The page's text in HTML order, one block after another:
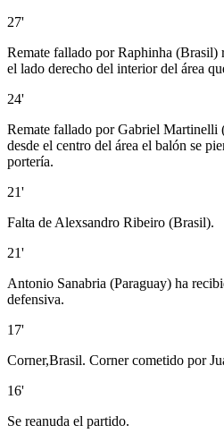
27'
Remate fallado por Raphinha (Brasil)
el lado derecho del interior del área
24'
Remate fallado por Gabriel Martinelli
desde el centro del área el balón se
portería.
21'
Falta de Alexsandro Ribeiro (Brasil).
21'
Antonio Sanabria (Paraguay) ha
defensiva.
17'
Corner,Brasil. Corner cometido por
16'
Se reanuda el partido.